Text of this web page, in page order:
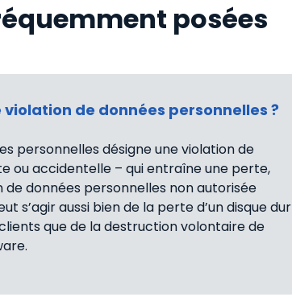
posées
violation de données personnelles ?
personnelles désigne une violation de
ou accidentelle – qui entraîne une perte,
données personnelles non autorisée
s’agir aussi bien de la perte d’un disque dur
que de la destruction volontaire de